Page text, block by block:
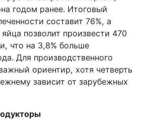
годом ранее. Итоговый
составит 76%, а
позволит произвести 470
что на 3,8% больше
Для производственного
ориентир, хотя четверть
зависит от зарубежных